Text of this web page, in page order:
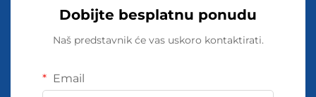
Dobijte besplatnu ponudu
Naš predstavnik će vas uskoro kontaktirati.
Email